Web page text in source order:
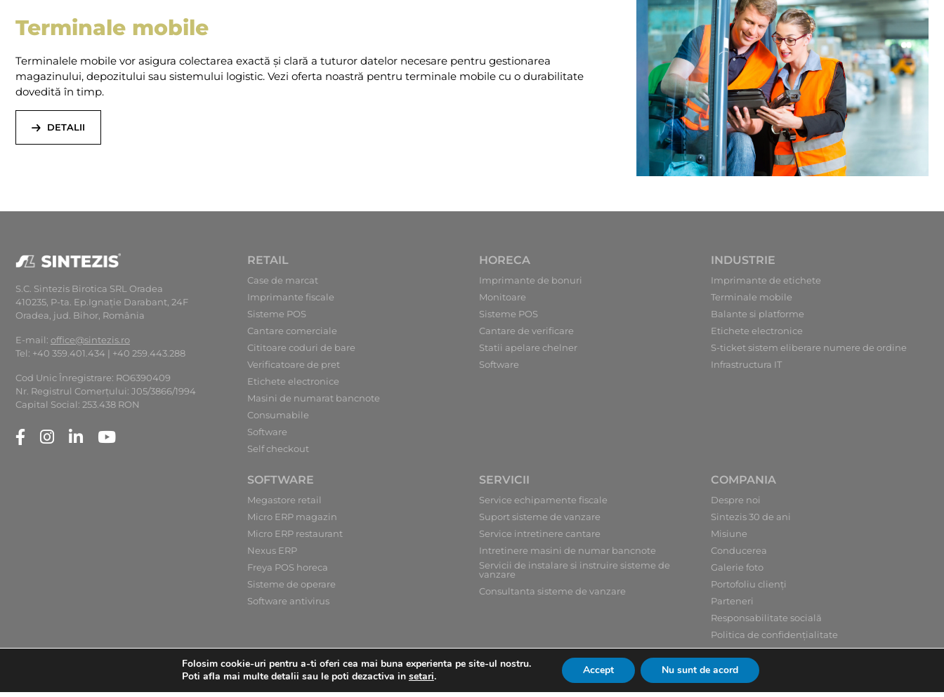
Terminale mobile
Terminalele mobile vor asigura colectarea exactă și clară a tuturor datelor necesare pentru gestionarea
magazinului, depozitului sau sistemului logistic. Vezi oferta noastră pentru terminale mobile cu o durabilitate
dovedită în timp.
DETALII
S.C. Sintezis Birotica SRL Oradea
410235, P-ta. Ep.Ignaţie Darabant, 24F
Oradea, jud. Bihor, România
E-mail: office@sintezis.ro
Tel: +40 359.401.434 | +40 259.443.288
Cod Unic Înregistrare: RO6390409
Nr. Registrul Comerţului: J05/3866/1994
Capital Social: 253.438 RON
RETAIL
Case de marcat
Imprimante fiscale
Sisteme POS
Cantare comerciale
Cititoare coduri de bare
Verificatoare de pret
Etichete electronice
Masini de numarat bancnote
Consumabile
Software
Self checkout
HORECA
Imprimante de bonuri
Monitoare
Sisteme POS
Cantare de verificare
Statii apelare chelner
Software
INDUSTRIE
Imprimante de etichete
Terminale mobile
Balante si platforme
Etichete electronice
S-ticket sistem eliberare numere de ordine
Infrastructura IT
SOFTWARE
Megastore retail
Micro ERP magazin
Micro ERP restaurant
Nexus ERP
Freya POS horeca
Sisteme de operare
Software antivirus
SERVICII
Service echipamente fiscale
Suport sisteme de vanzare
Service intretinere cantare
Intretinere masini de numar bancnote
Servicii de instalare si instruire sisteme de
vanzare
Consultanta sisteme de vanzare
COMPANIA
Despre noi
Sintezis 30 de ani
Misiune
Conducerea
Galerie foto
Portofoliu clienți
Parteneri
Responsabilitate socială
Politica de confidențialitate
Utilizarea cookie-urilor
Folosim cookie-uri pentru a-ti oferi cea mai buna experienta pe site-ul nostru.
Poti afla mai multe detalii sau le poti dezactiva in setari. Accept Nu sunt de acord